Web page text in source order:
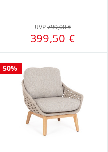
UVP799,00 €
399,50 €
50%